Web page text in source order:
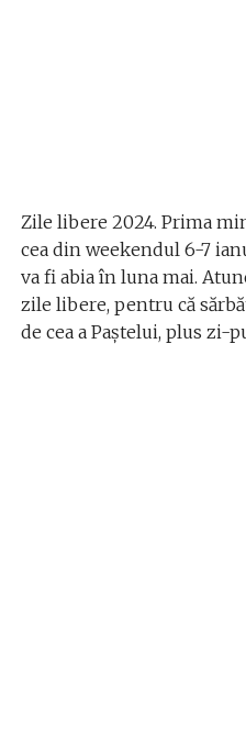
Zile libere 2024. Prima
cea din weekendul 6-7
va fi abia în luna mai.
zile libere, pentru că
de cea a Paștelui, plus zi-